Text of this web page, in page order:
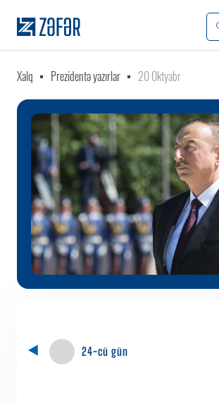
Xalq Prezidentə yazırlar 20 Oktyabr
24-cü gün